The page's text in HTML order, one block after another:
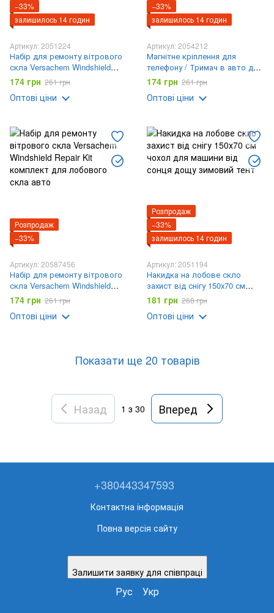
−33%
залишилось 14 годин
Артикул: 2051224
Набір для ремонту вітрового
скла Versachem Windshield
Repair Kit комплект для
лобового скла авто
174 грн 261 грн
Оптові ціни
−33%
залишилось 14 годин
Артикул: 2054212
Магнітне кріплення для
телефону / Тримач в авто для
смартфона на лобове скло /
Підставка під телефон
174 грн 261 грн
Оптові ціни
Розпродаж
−33%
Артикул: 20587456
Набір для ремонту вітрового
скла Versachem Windshield
Repair Kit комплект для
лобового скла авто
174 грн 261 грн
Оптові ціни
Розпродаж
−33%
залишилось 14 годин
Артикул: 2051194
Накидка на лобове скло
захист від снігу 150х70 см
чохол для машини від сонця
дощу зимовий тент
181 грн 268 грн
Оптові ціни
Показати ще 20 товарів
Назад 1 з 30 Вперед
+380443347593
Контактна інформація
Повна версія сайту
Залишити заявку для співпраці
Рус Укр